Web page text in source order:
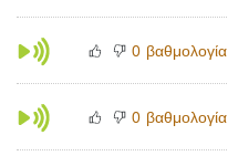
0 βαθμολογία
0 βαθμολογία